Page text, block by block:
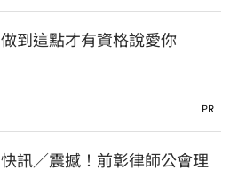
做到這點才有資格說愛你
PR
快訊／震撼！前彰律師公會理